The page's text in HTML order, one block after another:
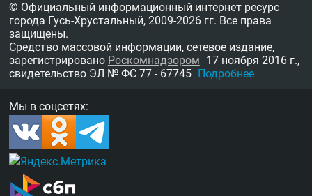
© Официальный информационный интернет ресурс
города Гусь-Хрустальный, 2009-2026 гг. Все права
защищены.
Средство массовой информации, сетевое издание,
зарегистрировано Роскомнадзором 17 ноября 2016 г.,
свидетельство ЭЛ № ФС 77 - 67745 Подробнее
Мы в соцсетях: